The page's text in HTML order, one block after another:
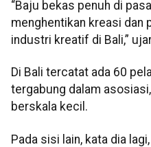
“Baju bekas penuh di
menghentikan kreasi dan
industri kreatif di Bali,”
Di Bali tercatat ada 60
tergabung dalam
berskala kecil.
Pada sisi lain, kata dia